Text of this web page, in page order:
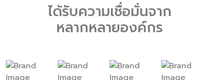
ได้รับความเชื่อมั่นจาก
หลากหลายองค์กร